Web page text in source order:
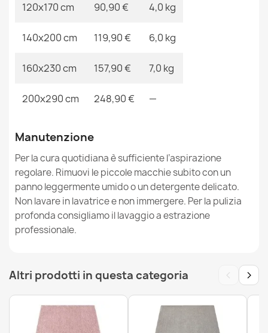
58,90 €
Tappeto lavabile MOOD 71151011 moderno - rosso
119,90 €
120x170 cm 90,90 € 4,0 kg
140x200 cm 119,90 € 6,0 kg
160x230 cm 157,90 € 7,0 kg
200x290 cm 248,90 € —
Manutenzione
Per la cura quotidiana è sufficiente l’aspirazione
regolare. Rimuovi le piccole macchie subito con un
panno leggermente umido o un detergente delicato.
Non lavare in lavatrice e non immergere. Per la pulizia
profonda consigliamo il lavaggio a estrazione
professionale.
Altri prodotti in questa categoria ‹ ›